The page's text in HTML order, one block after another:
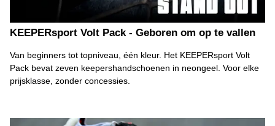
KEEPERsport Volt Pack - Geboren om op te vallen
Van beginners tot topniveau, één kleur. Het KEEPERsport Volt
Pack bevat zeven keepershandschoenen in neongeel. Voor elke
prijsklasse, zonder concessies.